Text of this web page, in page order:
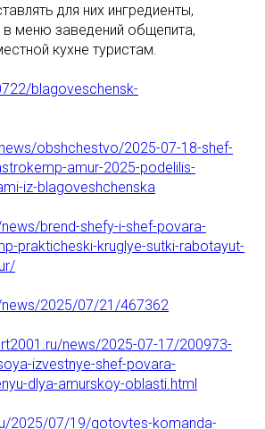
для них ингредиенты,
в меню заведений общепита,
кухне туристам.
blagoveschensk-
obshchestvo/2025-07-18-shef-
amur-2025-podelilis-
iz-blagoveshchenska
brend-shefy-i-shef-povara-
prakticheski-kruglye-sutki-rabotayut-
2025/07/21/467362
news/2025-07-17/200973-
izvestnye-shef-povara-
dlya-amurskoy-oblasti.html
2025/07/19/gotovtes-komanda-